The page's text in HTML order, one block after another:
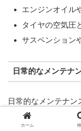
エンジンオイル
タイヤの空気圧
サスペンション
日常的なメンテナ
日常的なメンテナン
オイル交換を定
ホーム